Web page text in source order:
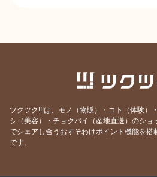
ツクツク!!!は、モノ（物販）・コト（体験）
シ（美容）・チョクバイ（産地直送）のショ
でシェアし合うおすそわけポイント機能を搭
です。